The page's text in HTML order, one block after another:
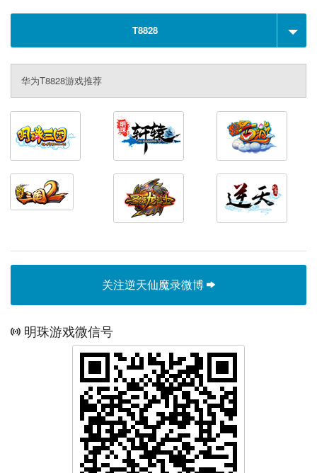
T8828
华为T8828游戏推荐
关注逆天仙魔录微博
明珠游戏微信号